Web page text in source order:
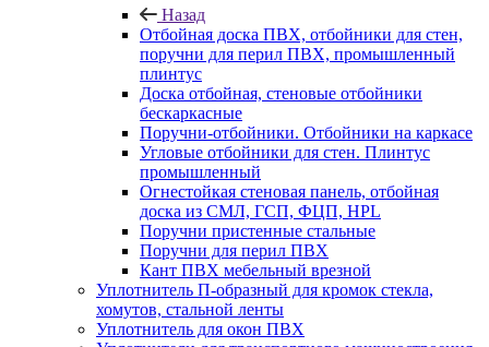
Назад
Отбойная доска ПВХ, отбойники для стен,
поручни для перил ПВХ, промышленный
плинтус
Доска отбойная, стеновые отбойники
бескаркасные
Поручни-отбойники. Отбойники на каркасе
Угловые отбойники для стен. Плинтус
промышленный
Огнестойкая стеновая панель, отбойная
доска из СМЛ, ГСП, ФЦП, HPL
Поручни пристенные стальные
Поручни для перил ПВХ
Кант ПВХ мебельный врезной
Уплотнитель П-образный для кромок стекла,
хомутов, стальной ленты
Уплотнитель для окон ПВХ